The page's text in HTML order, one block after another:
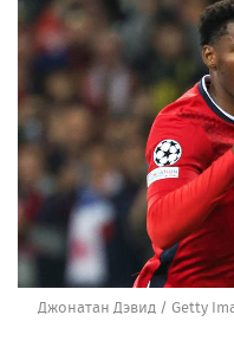
Джонатан Дэвид / Getty